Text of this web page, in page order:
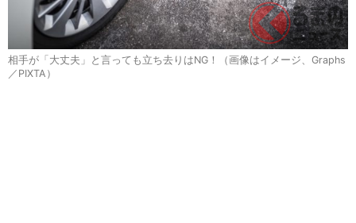
相手が「大丈夫」と言っても立ち去りはNG！（画像はイメージ、Graphs
／PIXTA）